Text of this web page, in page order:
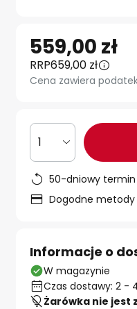
559,00 zł
RRP659,00 zł
Cena zawiera
1
50-dniowy
Dogodne metody
Informacje o
W magazynie
Czas dostawy: 2 -
Żarówka nie jest